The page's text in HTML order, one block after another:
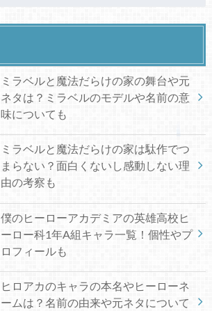
ミラベルと魔法だらけの家の舞台や元
ネタは？ミラベルのモデルや名前の意
味についても
ミラベルと魔法だらけの家は駄作でつ
まらない？面白くないし感動しない理
由の考察も
僕のヒーローアカデミアの英雄高校ヒ
ーロー科1年A組キャラ一覧！個性やプ
ロフィールも
ヒロアカのキャラの本名やヒーローネ
ームは？名前の由来や元ネタについて